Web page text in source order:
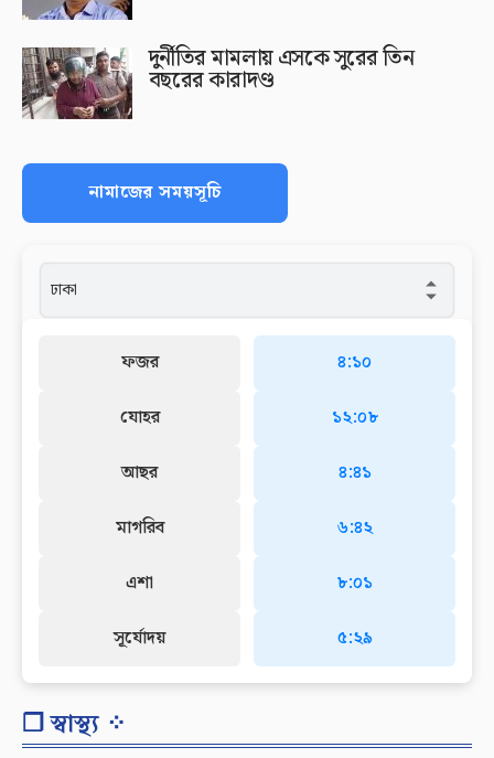
দুর্নীতির মামলায় এসকে সুরের তিন
বছরের কারাদণ্ড
নামাজের সময়সূচি
ফজর
যোহর
আছর
মাগরিব
এশা
সূর্যোদয়
৪:১০
১২:০৮
৪:৪১
৬:৪২
৮:০১
৫:২৯
❐ স্বাস্থ্য ⁘